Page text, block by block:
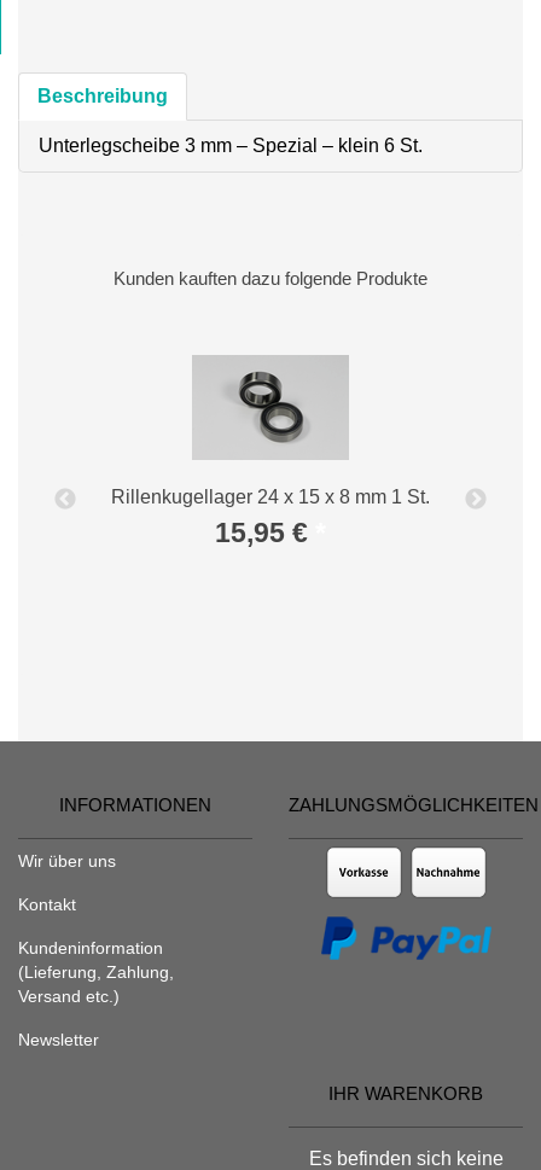
Beschreibung
Unterlegscheibe 3 mm – Spezial – klein 6 St.
Kunden kauften dazu folgende Produkte
Rillenkugellager 24 x 15 x 8 mm 1 St.
15,95 €
INFORMATIONEN
Wir über uns
Kontakt
Kundeninformation
(Lieferung, Zahlung,
Versand etc.)
Newsletter
ZAHLUNGSMÖGLICHKEITEN
IHR WARENKORB
Es befinden sich keine